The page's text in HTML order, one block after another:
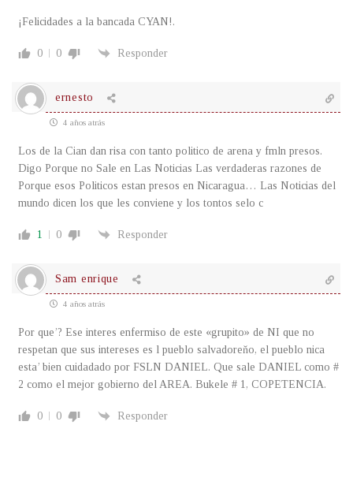
¡Felicidades a la bancada CYAN!.
0 0 Responder
ernesto
4 años atrás
Los de la Cian dan risa con tanto politico de arena y fmln presos.
Digo Porque no Sale en Las Noticias Las verdaderas razones de
Porque esos Politicos estan presos en Nicaragua… Las Noticias del
mundo dicen los que les conviene y los tontos selo c
1 0 Responder
Sam enrique
4 años atrás
Por que’? Ese interes enfermiso de este «grupito» de NI que no
respetan que sus intereses es l pueblo salvadoreňo, el pueblo nica
esta’ bien cuidadado por FSLN DANIEL. Que sale DANIEL como #
2 como el mejor gobierno del AREA. Bukele # 1, COPETENCIA.
0 0 Responder